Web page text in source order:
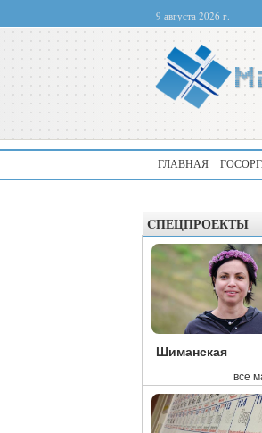
9 августа 2026 г.
ГЛАВНАЯ
CПЕЦПРОЕКТЫ
Шиманская
все